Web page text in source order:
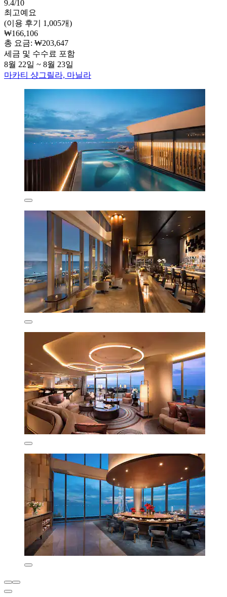
9.4/10
최고예요
(이용 후기 1,005개)
₩166,106
총 요금: ₩203,647
세금 및 수수료 포함
8월 22일 ~ 8월 23일
마카티 샹그릴라, 마닐라